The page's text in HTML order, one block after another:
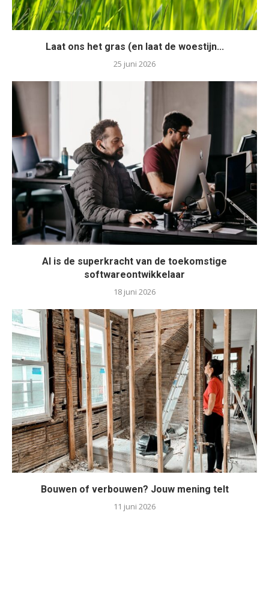
Laat ons het gras (en laat de woestijn...
25 juni 2026
AI is de superkracht van de toekomstige
softwareontwikkelaar
18 juni 2026
Bouwen of verbouwen? Jouw mening telt
11 juni 2026